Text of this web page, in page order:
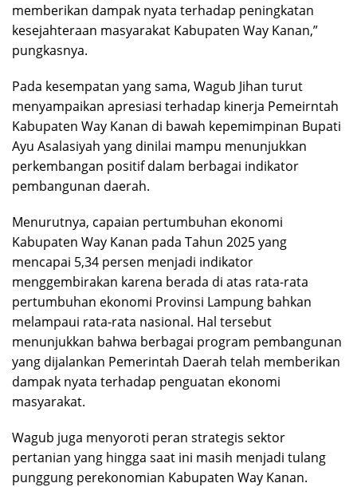
memberikan dampak nyata terhadap peningkatan
kesejahteraan masyarakat Kabupaten Way Kanan,”
pungkasnya.
Pada kesempatan yang sama, Wagub Jihan turut
menyampaikan apresiasi terhadap kinerja Pemeirntah
Kabupaten Way Kanan di bawah kepemimpinan Bupati
Ayu Asalasiyah yang dinilai mampu menunjukkan
perkembangan positif dalam berbagai indikator
pembangunan daerah.
Menurutnya, capaian pertumbuhan ekonomi
Kabupaten Way Kanan pada Tahun 2025 yang
mencapai 5,34 persen menjadi indikator
menggembirakan karena berada di atas rata-rata
pertumbuhan ekonomi Provinsi Lampung bahkan
melampaui rata-rata nasional. Hal tersebut
menunjukkan bahwa berbagai program pembangunan
yang dijalankan Pemerintah Daerah telah memberikan
dampak nyata terhadap penguatan ekonomi
masyarakat.
Wagub juga menyoroti peran strategis sektor
pertanian yang hingga saat ini masih menjadi tulang
punggung perekonomian Kabupaten Way Kanan.